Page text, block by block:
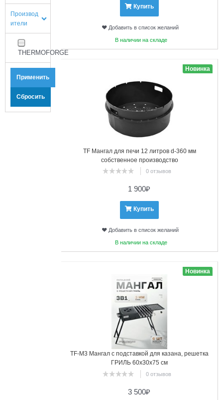
Производ
ители
THERMOFORGE
Купить
Добавить в список желаний
В наличии на складе
2
TF Мангал для печи 12 литров d-360 мм
собственное производство
0 отзывов
Новинка
1 900₽
Купить
Добавить в список желаний
В наличии на складе
TF-М3 Мангал с подставкой для казана, решетка
ГРИЛЬ 60х30х75 см
0 отзывов
Новинка
3 500₽